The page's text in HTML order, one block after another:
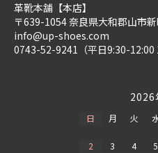
革靴本舗【本店】
〒639-1054 奈良県大和郡山市
info@up-shoes.com
0743-52-9241（平日9:30-12:00
2026
日 月 火
2
3 4 5